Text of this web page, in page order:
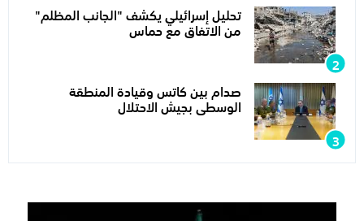
تحليل إسرائيلي يكشف "الجانب المظلم"
من الاتفاق مع حماس
صدام بين كاتس وقيادة المنطقة
الوسطى بجيش الاحتلال